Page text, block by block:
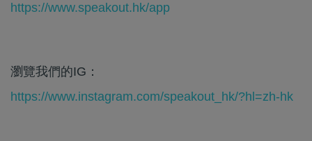
https://www.speakout.hk/app
瀏覽我們的IG：
https://www.instagram.com/speakout_hk/?hl=zh-hk